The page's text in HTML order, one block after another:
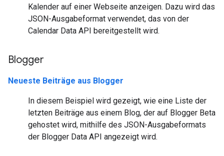
Kalender auf einer Webseite anzeigen. Dazu wird das
JSON-Ausgabeformat verwendet, das von der
Calendar Data API bereitgestellt wird.
Blogger
Neueste Beiträge aus Blogger
In diesem Beispiel wird gezeigt, wie eine Liste der
letzten Beiträge aus einem Blog, der auf Blogger Beta
gehostet wird, mithilfe des JSON-Ausgabeformats
der Blogger Data API angezeigt wird.